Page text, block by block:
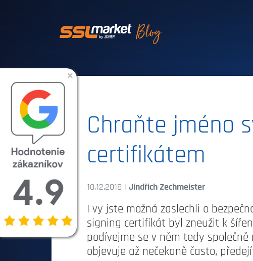
Dôveryhodné SSL/TLS
Chraňte jméno
certifikátem
10.12.2018 | Jindřich Zechmeister
I vy jste možná zaslechli o
signing certifikát byl zneužit k
podívejme se v něm tedy
objevuje až nečekaně často,
×